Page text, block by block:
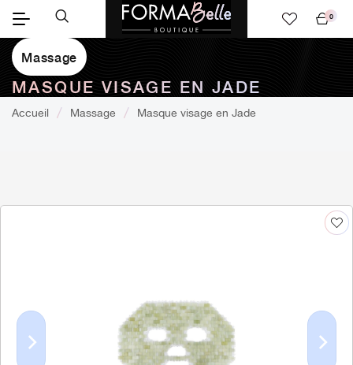
panier
0
Massage
MASQUE VISAGE EN JADE
Accueil Massage Masque visage en Jade